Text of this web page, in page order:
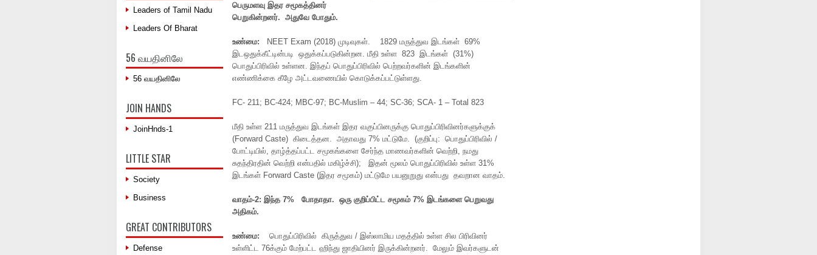
பெருமளவு இதர சமூகத்தினர்
பெறுகின்றனர். அதுவே போதும்.
உண்மை:
NEET Exam (2018) முடிவுகள். 1829 மருத்துவ இடங்கள் 69%
இடஒதுக்கீட்டின்படி ஒதுக்கப்படுகின்றன. மீதி உள்ள 823 இடங்கள் (31%)
பொதுப்பிரிவில் உள்ளன. இந்தப் பொதுப்பிரிவில் பெற்றவர்களின் இடங்களின்
எண்ணிக்கை கீழே அட்டவணையில் கொடுக்கப்பட்டுள்ளது.
FC- 211; BC-424; MBC-97; BC-Muslim – 44; SC-36; SCA- 1 – Total 823
மீதி உள்ள 211 மருத்துவ இடங்கள் இதர வகுப்பினருக்கு பொதுப்பிரிவினர்களுக்குக்
(Forward Caste) கிடைத்தன. அதாவது 7% மட்டுமே. (குறிப்பு: பொதுப்பிரிவில் /
போட்டியில், தாழ்த்தப்பட்ட சமூகங்களை சேர்ந்த மாணவர்களின் வெற்றி, நமது
சுதந்திரதின் வெற்றி என்பதில் மகிழ்ச்சி); இதன் மூலம் பொதுப்பிரிவில் உள்ள 31%
இடங்கள் Forward Caste (இதர சமூகம்) மட்டுமே பயனுறுது என்பது தவறான வாதம்.
வாதம்-2: இந்த 7% போதாதா. ஒரு குறிப்பிட்ட சமூகம் 7% இடங்களை பெறுவது
அதிகம்.
உண்மை:
பொதுப்பிரிவில் கிருத்துவ / இஸ்லாமிய மதத்தில் உள்ள சில பிரிவினர்
உள்ளிட்ட 76க்கும் மேற்பட்ட ஹிந்து ஜாதியினர் இருக்கின்றனர். மேலும் இவர்களுடன்
Leaders of Tamil Nadu
Leaders Of Bharat
56 வயதினிலே
56 வயதினிலே
JOIN HANDS
JoinHnds-1
LITTLE STAR
Society
Business
GREAT CONTRIBUTORS
Defense